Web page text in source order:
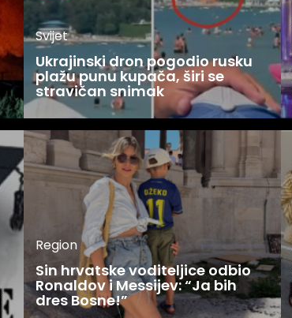
Svijet
Ukrajinski dron pogodio rusku
plažu punu kupača, širi se
stravičan snimak
Region
Sin hrvatske voditeljice odbio
Ronaldov i Messijev: “Ja bih
dres Bosne!”